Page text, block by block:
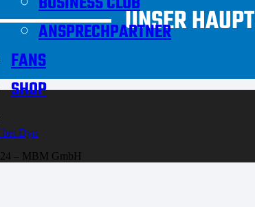
ANSPRECHPARTNER
FANS
SHOP
UNSER
Dyn
– MBM GmbH